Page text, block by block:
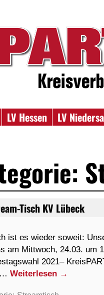
LV Hessen LV
Tisch KV Lübeck
ist es wieder soweit:
am Mittwoch, 24.03. um
2021–
…Weiterlesen →